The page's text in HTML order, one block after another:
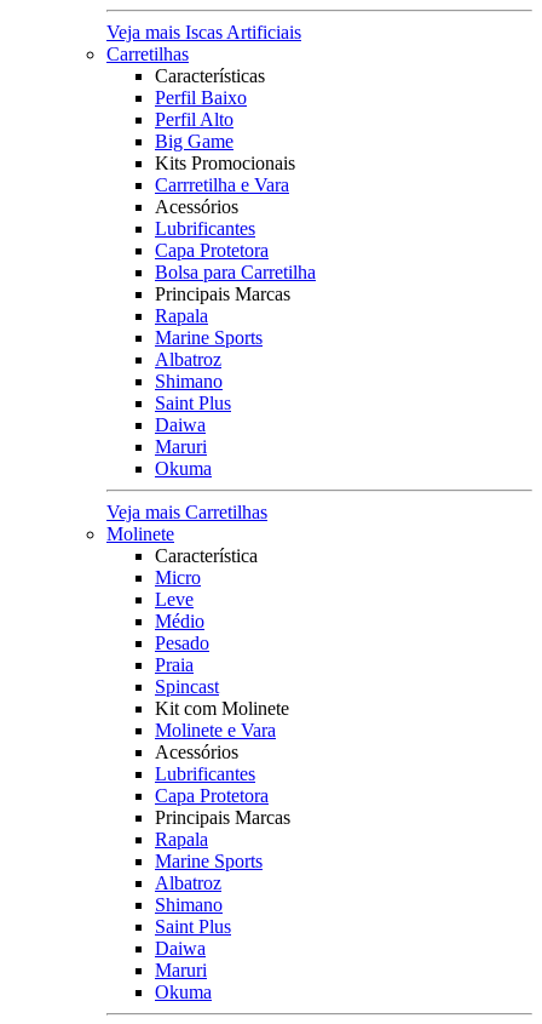
Veja mais Iscas Artificiais
Carretilhas
Características
Perfil Baixo
Perfil Alto
Big Game
Kits Promocionais
Carrretilha e Vara
Acessórios
Lubrificantes
Capa Protetora
Bolsa para Carretilha
Principais Marcas
Rapala
Marine Sports
Albatroz
Shimano
Saint Plus
Daiwa
Maruri
Okuma
Veja mais Carretilhas
Molinete
Característica
Micro
Leve
Médio
Pesado
Praia
Spincast
Kit com Molinete
Molinete e Vara
Acessórios
Lubrificantes
Capa Protetora
Principais Marcas
Rapala
Marine Sports
Albatroz
Shimano
Saint Plus
Daiwa
Maruri
Okuma